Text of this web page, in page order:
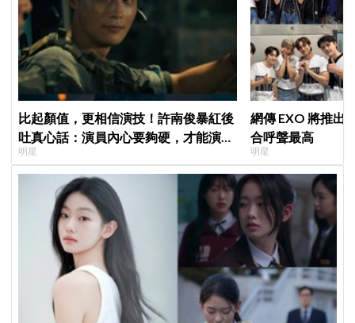
比起顏值，更相信演技！許南俊暴紅後
吐真心話：演員內心要夠硬，才能演活
別人，因為恐懼讓我更專注
明星
網傳 EXO 將推出
合呼聲最高
明星